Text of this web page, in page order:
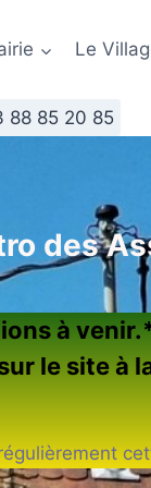
Le
88 85 20 85
des
à
le site à